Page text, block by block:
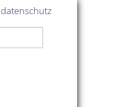
datenschutz